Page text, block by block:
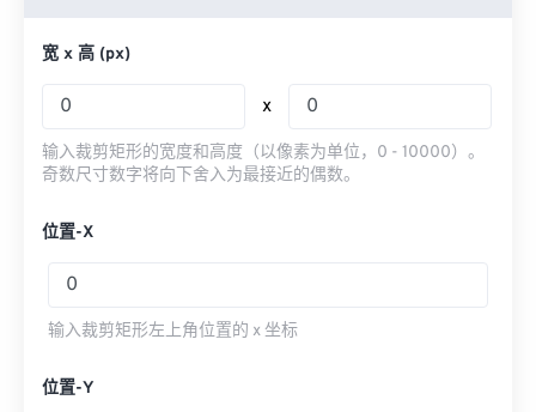
宽 x 高 (px)
x
输入裁剪矩形的宽度和高度（以像素为单位，0 - 10000）。
奇数尺寸数字将向下舍入为最接近的偶数。
位置-X
输入裁剪矩形左上角位置的 x 坐标
位置-Y